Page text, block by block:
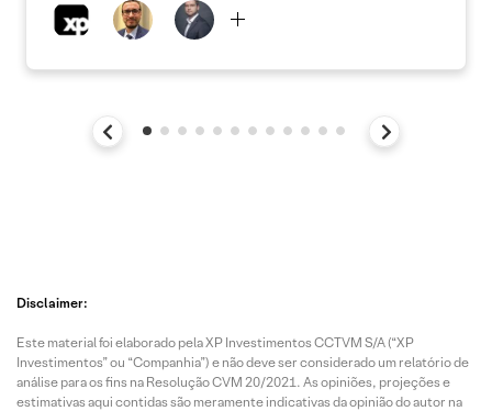
Disclaimer:
Este material foi elaborado pela XP Investimentos CCTVM S/A (“XP
Investimentos” ou “Companhia”) e não deve ser considerado um relatório de
análise para os fins na Resolução CVM 20/2021. As opiniões, projeções e
estimativas aqui contidas são meramente indicativas da opinião do autor na